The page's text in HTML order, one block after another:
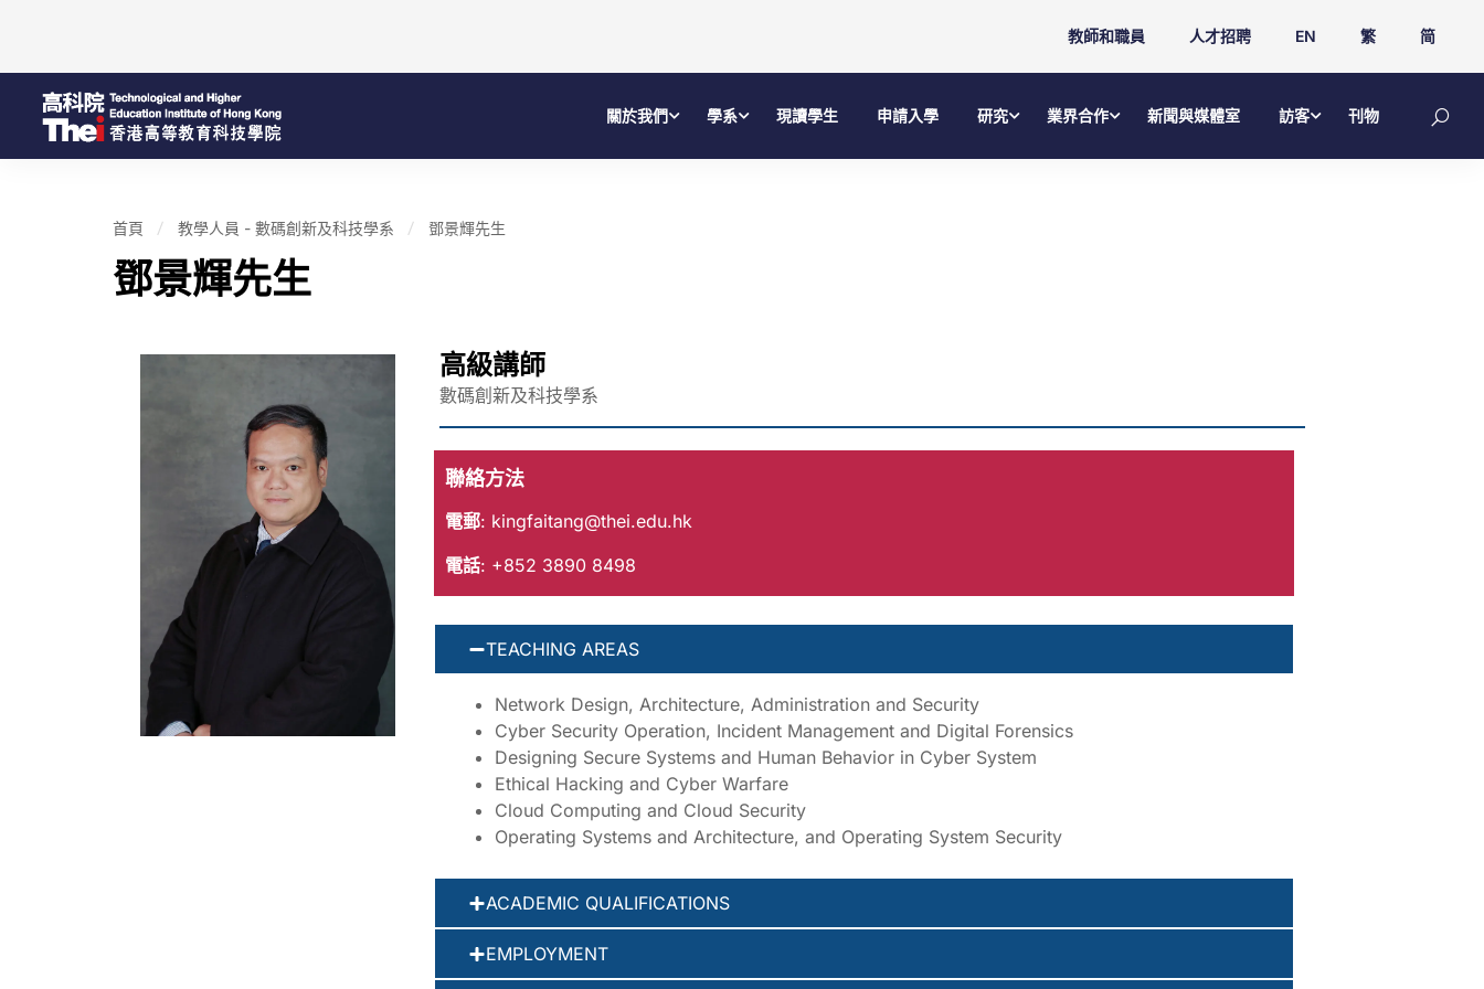
教師和職員 人才招聘 EN 繁 简
關於我們 學系 現讀學生 申請入學 研究 業界合作 新聞與媒體室 訪客 刊物
首頁 教學人員 - 數碼創新及科技學系 鄧景輝先生
鄧景輝先生
高級講師
數碼創新及科技學系
聯絡方法
電郵: kingfaitang@thei.edu.hk
電話: +852 3890 8498
TEACHING AREAS
Network Design, Architecture, Administration and Security
Cyber Security Operation, Incident Management and Digital Forensics
Designing Secure Systems and Human Behavior in Cyber System
Ethical Hacking and Cyber Warfare
Cloud Computing and Cloud Security
Operating Systems and Architecture, and Operating System Security
ACADEMIC QUALIFICATIONS
EMPLOYMENT